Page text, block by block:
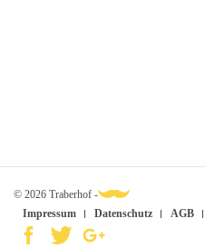
© 2026 Traberhof -
Impressum
Datenschutz AGB